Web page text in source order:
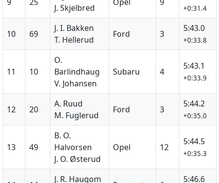
J. Skjelbred
+0:31.4
10 69
J. I. Bakken
T. Hellerud
Ford 3
5:43.0
+0:33.8
11 10
O.
Barlindhaug
V. Johansen
Subaru 4
5:43.1
+0:33.9
12 20
A. Ruud
M. Fuglerud
Ford 3
5:44.2
+0:35.0
13 49
B. O.
Halvorsen
J. O. Østerud
Opel 12
5:44.5
+0:35.3
J. R. Haugom
5:46.6